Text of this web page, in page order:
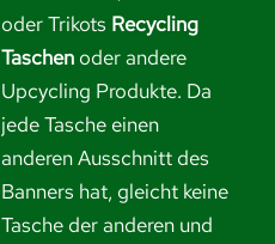
oder Trikots Recycling
Taschenoder andere
Upcycling Produkte. Da
jede Tasche einen
anderen Ausschnitt des
Banners hat, gleicht keine
Tasche der anderen und